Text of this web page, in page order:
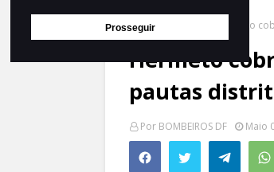
ProsseguirPágina inicial Hermeto
Hermeto
pautas
Por BOMBEIROS DF Maio